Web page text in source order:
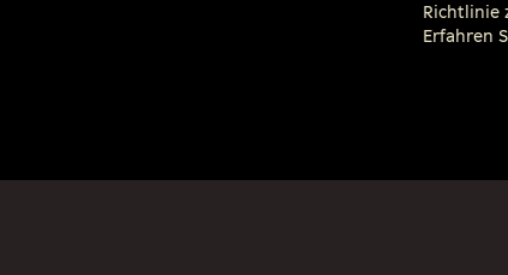
Richtlinie
Erfahren